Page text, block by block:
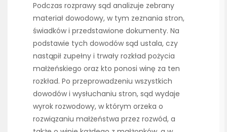
Podczas rozprawy sąd analizuje zebrany
materiał dowodowy, w tym zeznania stron,
świadków i przedstawione dokumenty. Na
podstawie tych dowodów sąd ustala, czy
nastąpił zupełny i trwały rozkład pożycia
małżeńskiego oraz kto ponosi winę za ten
rozkład. Po przeprowadzeniu wszystkich
dowodów i wysłuchaniu stron, sąd wydaje
wyrok rozwodowy, w którym orzeka o
rozwiązaniu małżeństwa przez rozwód, a